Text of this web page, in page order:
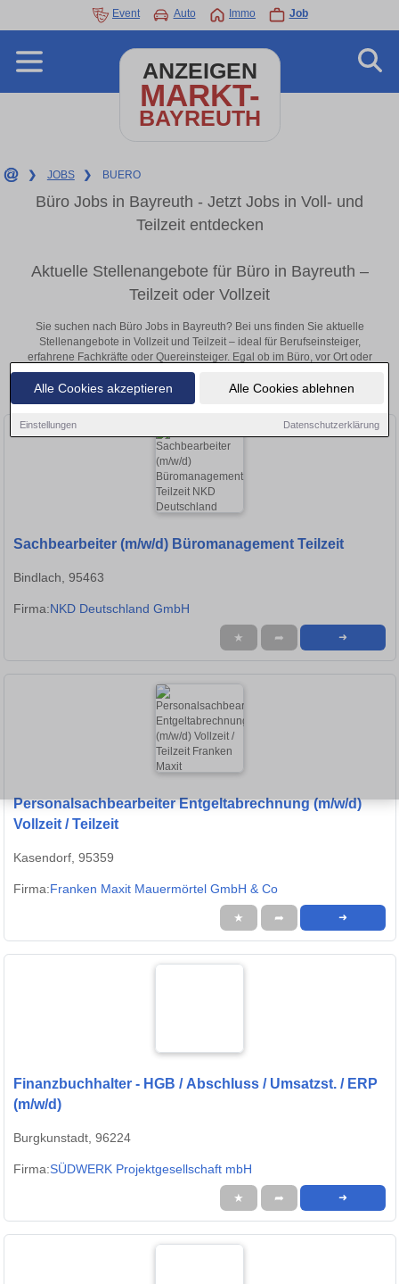
Alle Cookies akzeptieren Alle Cookies ablehnen
Einstellungen Datenschutzerklärung
Event Auto Immo Job
ANZEIGEN
MARKT-
BAYREUTH
❯ JOBS ❯ BUERO
Büro Jobs in Bayreuth - Jetzt Jobs in Voll- und
Teilzeit entdecken
Aktuelle Stellenangebote für Büro in Bayreuth –
Teilzeit oder Vollzeit
Sie suchen nach Büro Jobs in Bayreuth? Bei uns finden Sie aktuelle
Stellenangebote in Vollzeit und Teilzeit – ideal für Berufseinsteiger,
erfahrene Fachkräfte oder Quereinsteiger. Egal ob im Büro, vor Ort oder
remote: Entdecken Sie jetzt neue Chancen in Ihrer Region und
bewerben Sie sich direkt auf passende Büro-Stellen in Bayreuth!
Sachbearbeiter (m/w/d) Büromanagement Teilzeit
Bindlach, 95463
Firma:NKD Deutschland GmbH
★ ➦ ➜
Personalsachbearbeiter Entgeltabrechnung (m/w/d)
Vollzeit / Teilzeit
Kasendorf, 95359
Firma:Franken Maxit Mauermörtel GmbH & Co
★ ➦ ➜
Finanzbuchhalter - HGB / Abschluss / Umsatzst. / ERP
(m/w/d)
Burgkunstadt, 96224
Firma:SÜDWERK Projektgesellschaft mbH
★ ➦ ➜